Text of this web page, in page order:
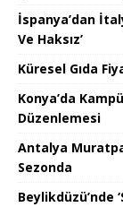
İspanya’dan
Ve Haksız’
Küresel Gıda
Konya’da
Düzenlemesi
Antalya
Sezonda
Beylikdüzü’nde